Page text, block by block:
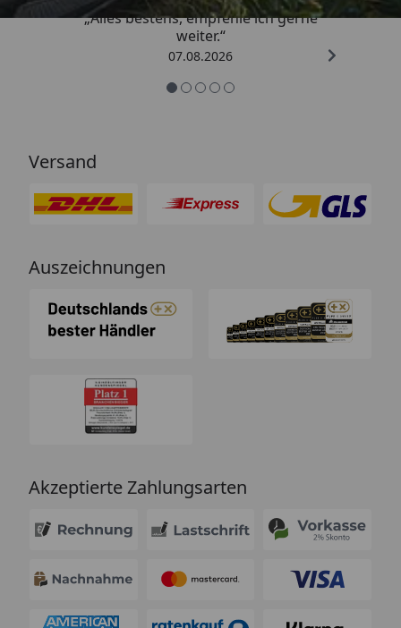
„Alles bestens, empfehle ich gerne
weiter.“
07.08.2026
Versand
Auszeichnungen
Akzeptierte Zahlungsarten